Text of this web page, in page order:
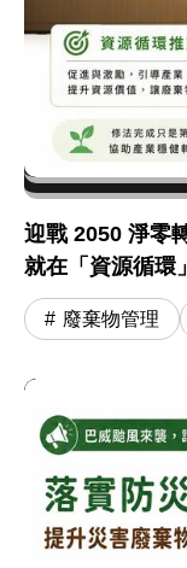
迎戰 2050 淨零
就在「資源循環
廢棄物管理